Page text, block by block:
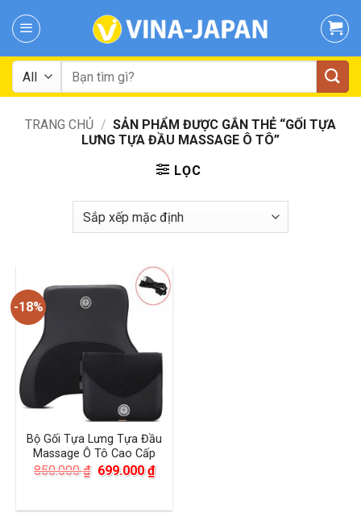
Tìm
kiếm:
TRANG CHỦ / SẢN PHẨM ĐƯỢC GẮN THẺ “GỐI TỰA
LƯNG TỰA ĐẦU MASSAGE Ô TÔ”
LỌC
-18%
Bộ Gối Tựa Lưng Tựa Đầu
Massage Ô Tô Cao Cấp
850.000₫ Giá
850.000 ₫.
699.000₫Giá
hiện
là: